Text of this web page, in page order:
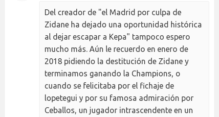
Del creador de "el Madrid por culpa de
Zidane ha dejado una oportunidad histórica
al dejar escapar a Kepa" tampoco espero
mucho más. Aún le recuerdo en enero de
2018 pidiendo la destitución de Zidane y
terminamos ganando la Champions, o
cuando se felicitaba por el fichaje de
lopetegui y por su famosa admiración por
Ceballos, un jugador intrascendente en un